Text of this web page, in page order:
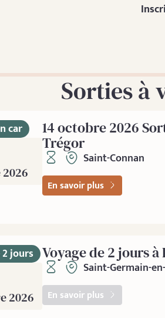
Sorties à
car 14 octobre 2026
Trégor
Saint-Connan
En savoir plus
jours
2026
Voyage de 2 jours à
Saint-Germain-
En savoir plus